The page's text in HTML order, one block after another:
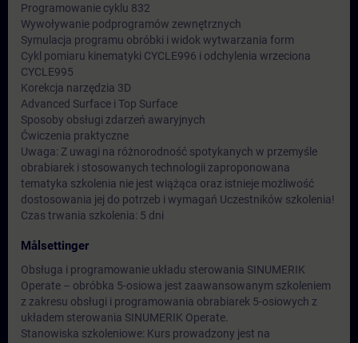
Programowanie cyklu 832
Wywoływanie podprogramów zewnętrznych
Symulacja programu obróbki i widok wytwarzania form
Cykl pomiaru kinematyki CYCLE996 i odchylenia wrzeciona
CYCLE995
Korekcja narzędzia 3D
Advanced Surface i Top Surface
Sposoby obsługi zdarzeń awaryjnych
Ćwiczenia praktyczne
Uwaga: Z uwagi na różnorodność spotykanych w przemyśle
obrabiarek i stosowanych technologii zaproponowana
tematyka szkolenia nie jest wiążąca oraz istnieje możliwość
dostosowania jej do potrzeb i wymagań Uczestników szkolenia!
Czas trwania szkolenia: 5 dni
Målsettinger
Obsługa i programowanie układu sterowania SINUMERIK
Operate – obróbka 5-osiowa jest zaawansowanym szkoleniem
z zakresu obsługi i programowania obrabiarek 5-osiowych z
układem sterowania SINUMERIK Operate.
Stanowiska szkoleniowe: Kurs prowadzony jest na